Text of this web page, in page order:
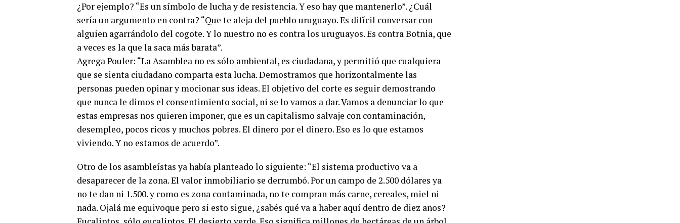
¿Por ejemplo? “Es un símbolo de lucha y de resistencia. Y eso hay que mantenerlo”. ¿Cuál
sería un argumento en contra? “Que te aleja del pueblo uruguayo. Es difícil conversar con
alguien agarrándolo del cogote. Y lo nuestro no es contra los uruguayos. Es contra Botnia, que
a veces es la que la saca más barata”.
Agrega Pouler: “La Asamblea no es sólo ambiental, es ciudadana, y permitió que cualquiera
que se sienta ciudadano comparta esta lucha. Demostramos que horizontalmente las
personas pueden opinar y mocionar sus ideas. El objetivo del corte es seguir demostrando
que nunca le dimos el consentimiento social, ni se lo vamos a dar. Vamos a denunciar lo que
estas empresas nos quieren imponer, que es un capitalismo salvaje con contaminación,
desempleo, pocos ricos y muchos pobres. El dinero por el dinero. Eso es lo que estamos
viviendo. Y no estamos de acuerdo”.
Otro de los asambleístas ya había planteado lo siguiente: “El sistema productivo va a
desaparecer de la zona. El valor inmobiliario se derrumbó. Por un campo de 2.500 dólares ya
no te dan ni 1.500. y como es zona contaminada, no te compran más carne, cereales, miel ni
nada. Ojalá me equivoque pero si esto sigue, ¿sabés qué va a haber aquí dentro de diez años?